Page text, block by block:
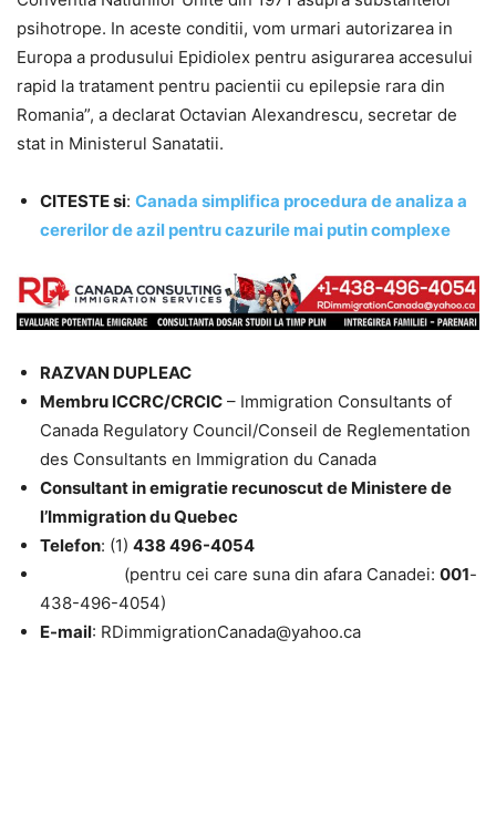
psihotrope. In aceste conditii, vom urmari autorizarea in
Europa a produsului Epidiolex pentru asigurarea accesului
rapid la tratament pentru pacientii cu epilepsie rara din
Romania”, a declarat Octavian Alexandrescu, secretar de
stat in Ministerul Sanatatii.
CITESTE si: Canada simplifica procedura de analiza a
cererilor de azil pentru cazurile mai putin complexe
RAZVAN DUPLEAC
Membru ICCRC/CRCIC – Immigration Consultants of
Canada Regulatory Council/Conseil de Reglementation
des Consultants en Immigration du Canada
Consultant in emigratie recunoscut de Ministere de
l’Immigration du Quebec
Telefon: (1) 438 496-4054
(pentru cei care suna din afara Canadei: 001-
438-496-4054)
E-mail: RDimmigrationCanada@yahoo.ca